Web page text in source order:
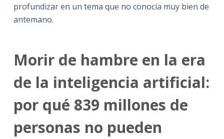
profundizar en un tema que no conocía muy bien de
antemano.
Morir de hambre en la era
de la inteligencia artificial:
por qué 839 millones de
personas no pueden